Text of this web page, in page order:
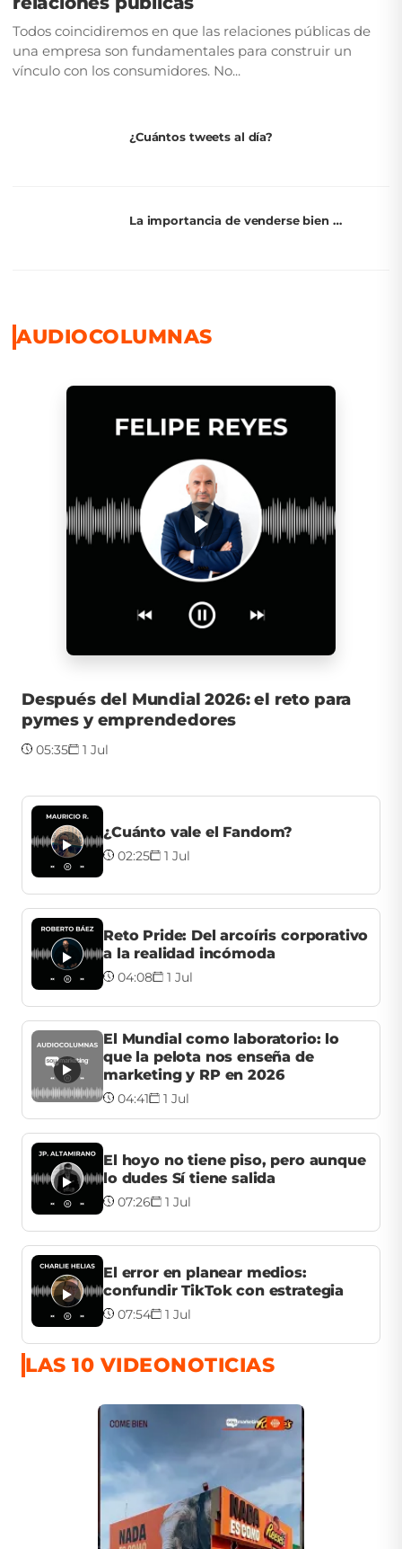
Todos coincidiremos en que las relaciones públicas de
una empresa son fundamentales para construir un
vínculo con los consumidores. No...
¿Cuántos tweets al día?
La importancia de venderse bien …
AUDIOCOLUMNAS
Después del Mundial 2026: el reto para
pymes y emprendedores
05:35 1 Jul
¿Cuánto vale el Fandom?
02:25 1 Jul
Reto Pride: Del arcoíris corporativo
a la realidad incómoda
04:08 1 Jul
El Mundial como laboratorio: lo
que la pelota nos enseña de
marketing y RP en 2026
04:41 1 Jul
El hoyo no tiene piso, pero aunque
lo dudes Sí tiene salida
07:26 1 Jul
El error en planear medios:
confundir TikTok con estrategia
07:54 1 Jul
LAS 10 VIDEONOTICIAS